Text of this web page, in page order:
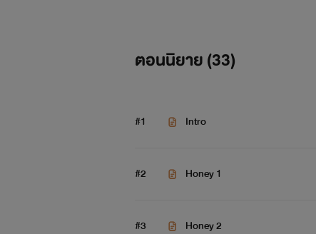
ตอนนิยาย (33)
#1 Intro
#2 Honey 1
#3 Honey 2